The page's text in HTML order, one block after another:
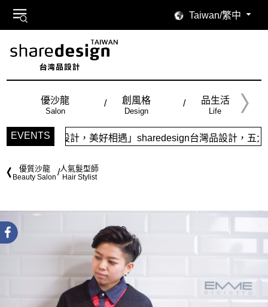
Taiwan/繁中
優沙龍
Salon
創風格
Design
品生活
Life
EVENTS
美好相遇」sharedesign台灣品設計，五大特色主題，簡潔視
優質沙龍
Beauty Salon
人氣髮型師
Hair Stylist